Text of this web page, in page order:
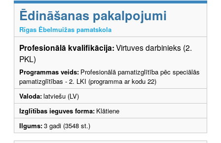
Ēdināšanas pakalpojumi
Rīgas Ēbelmuižas pamatskola
Profesionālā kvalifikācija:Virtuves darbinieks (2.
PKL)
Programmas veids: Profesionālā pamatizglītība pēc speciālās
pamatizglītības - 2. LKI (programma ar kodu 22)
Valoda:latviešu (LV)
Izglītības ieguves forma: Klātiene
Ilgums:3 gadi (3548 st.)